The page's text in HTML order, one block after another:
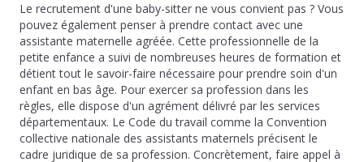
Le recrutement d'une baby-sitter ne vous convient pas ? Vous
pouvez également penser à prendre contact avec une
assistante maternelle agréée. Cette professionnelle de la
petite enfance a suivi de nombreuses heures de formation et
détient tout le savoir-faire nécessaire pour prendre soin d'un
enfant en bas âge. Pour exercer sa profession dans les
règles, elle dispose d'un agrément délivré par les services
départementaux. Le Code du travail comme la Convention
collective nationale des assistants maternels précisent le
cadre juridique de sa profession. Concrètement, faire appel à